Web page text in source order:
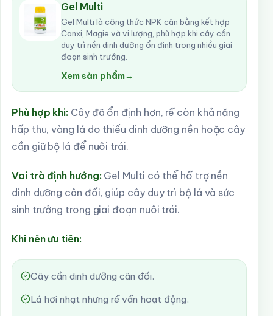
Gel Multi
Gel Multi là công thức NPK cân bằng kết hợp
Canxi, Magie và vi lượng, phù hợp khi cây cần
duy trì nền dinh dưỡng ổn định trong nhiều giai
đoạn sinh trưởng.
Xem sản phẩm→
Phù hợp khi: Cây đã ổn định hơn, rễ còn khả năng
hấp thu, vàng lá do thiếu dinh dưỡng nền hoặc cây
cần giữ bộ lá để nuôi trái.
Vai trò định hướng:Gel Multi có thể hỗ trợ nền
dinh dưỡng cân đối, giúp cây duy trì bộ lá và sức
sinh trưởng trong giai đoạn nuôi trái.
Khi nên ưu tiên:
Cây cần dinh dưỡng cân đối.
Lá hơi nhạt nhưng rễ vẫn hoạt động.